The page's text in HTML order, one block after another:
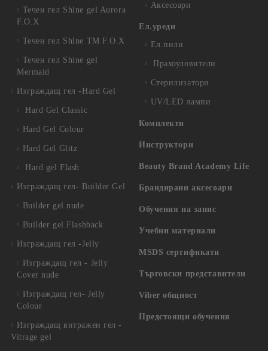
Течен гел Shine gel Aurora
F.O.X
Течен гел Shine TM F.O.X
Течен гел Shine gel
Mermaid
Изграждащ гел -Hard Gel
Hard Gel Classic
Hard Gel Colour
Hard Gel Glitz
Hard gel Flash
Изграждащ гел- Builder Gel
Builder gel nude
Builder gel Flashback
Изграждащ гел -Jelly
Изграждащ гел - Jelly
Cover nude
Изграждащ гел- Jelly
Colour
Изграждащ витражен гел -
Vitrage gel
Аксесоари
Ел.уреди
Ел.пили
Прахоуловители
Стерилизатори
UV/LED лампи
Комплекти
Инструктори
Beauty Brand Academy Life
Брандирани аксесоари
Обучения на запис
Учебни материали
MSDS сертификати
Търговски представители
Viber общност
Предстоящи обучения